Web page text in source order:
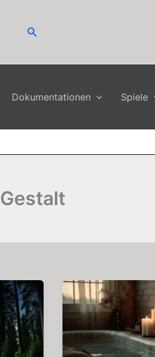
Suchen
Dokumentationen Spiele
Gestalt